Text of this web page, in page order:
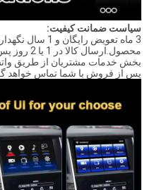
سیاست ضمانت کیفیت:
3 ماه تعویض
محصول.ارسال کالا در 1 یا 2 روز پس از دریافت کامل پرداخت.
بخش خدمات مشتریان از طریق
پس از فروش با شما تماس خواهد